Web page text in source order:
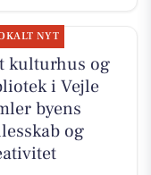
NYT
kulturhus og
i Vejle
byens
og